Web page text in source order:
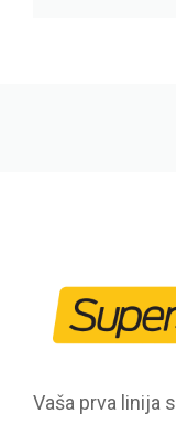
Vaša prva linija